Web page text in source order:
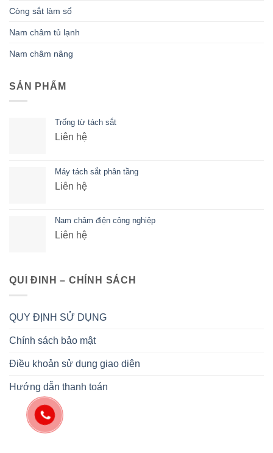
Còng sắt làm sổ
Nam châm tủ lạnh
Nam châm nâng
SẢN PHẨM
Trống từ tách sắt
Liên hệ
Máy tách sắt phân tầng
Liên hệ
Nam châm điện công nghiệp
Liên hệ
QUI ĐINH – CHÍNH SÁCH
QUY ĐỊNH SỬ DỤNG
Chính sách bảo mật
Điều khoản sử dụng giao diện
Hướng dẫn thanh toán